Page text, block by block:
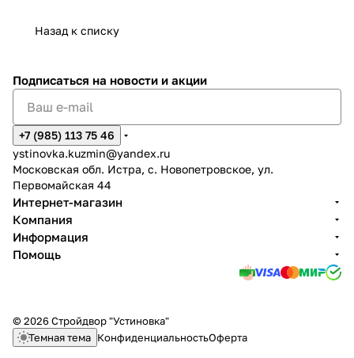
Назад к списку
Подписаться на новости и акции
+7 (985) 113 75 46
ystinovka.kuzmin@yandex.ru
Московская обл. Истра, с. Новопетровское, ул.
Первомайская 44
Интернет-магазин
Компания
Информация
Помощь
© 2026 Стройдвор "Устиновка"
Темная тема КонфиденциальностьОферта